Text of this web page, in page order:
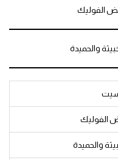
الفوليك
والحميدة
الفوليك
والحميدة